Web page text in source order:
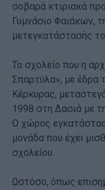
σοβαρά κτιριακά
Γυμνάσιο Φαιάκων,
μετεγκατάστασής
Το σχολείο που η
Σπαρτύλα», με έδρα
Κέρκυρας,
1998 στη Δασιά με
Ο χώρος
μονάδα που έχει
σχολείου.
Ωστόσο, όπως